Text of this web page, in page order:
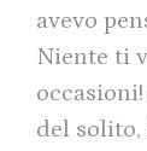
avevo
Niente ti
del